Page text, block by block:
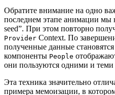
Обратите внимание на одно
последнем этапе анимации мы
seed”. При этом повторно
Provider Context. По
полученные данные
компоненты People
они пользуются одними и
Эта техника значительно
примера мемоизации, в